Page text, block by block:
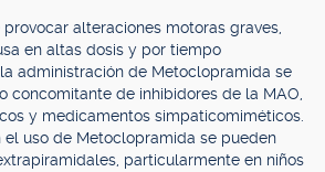
alteraciones motoras graves,
en altas dosis y por tiempo
administración de Metoclopramida se
concomitante de inhibidores de la MAO,
y medicamentos simpaticomiméticos.
el uso de Metoclopramida se pueden
particularmente en niños